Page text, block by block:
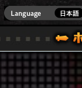
ONE VER.]
ガイド
ル｜HAPPY WARS(ハッ